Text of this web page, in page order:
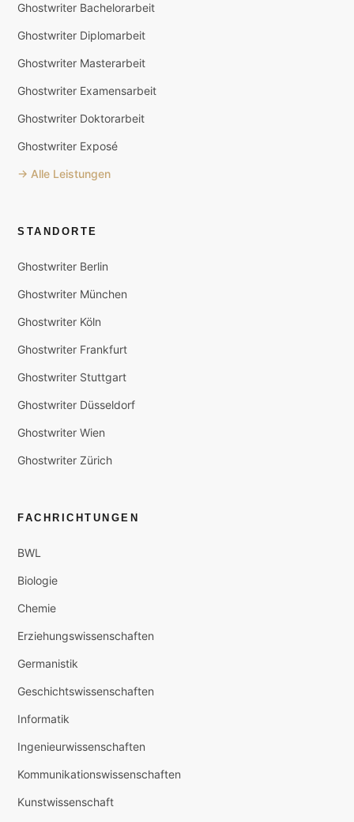
Ghostwriter Bachelorarbeit
Ghostwriter Diplomarbeit
Ghostwriter Masterarbeit
Ghostwriter Examensarbeit
Ghostwriter Doktorarbeit
Ghostwriter Exposé
→ Alle Leistungen
STANDORTE
Ghostwriter Berlin
Ghostwriter München
Ghostwriter Köln
Ghostwriter Frankfurt
Ghostwriter Stuttgart
Ghostwriter Düsseldorf
Ghostwriter Wien
Ghostwriter Zürich
FACHRICHTUNGEN
BWL
Biologie
Chemie
Erziehungswissenschaften
Germanistik
Geschichtswissenschaften
Informatik
Ingenieurwissenschaften
Kommunikationswissenschaften
Kunstwissenschaft